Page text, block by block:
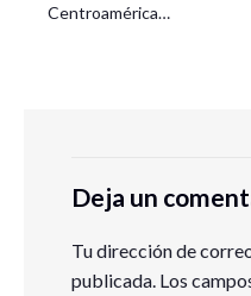
Centroamérica…
Deja un
Tu dirección de
publicada. Los